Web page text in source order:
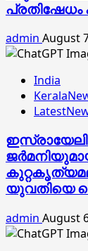
പ്രതിഷേധം
admin August
India
യുവതിയെ
admin August